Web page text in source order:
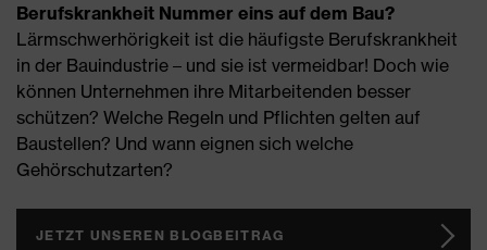
Berufskrankheit Nummer eins auf dem Bau?
Lärmschwerhörigkeit ist die häufigste Berufskrankheit
in der Bauindustrie – und sie ist vermeidbar! Doch wie
können Unternehmen ihre Mitarbeitenden besser
schützen? Welche Regeln und Pflichten gelten auf
Baustellen? Und wann eignen sich welche
Gehörschutzarten?
JETZT UNSEREN BLOGBEITRAG